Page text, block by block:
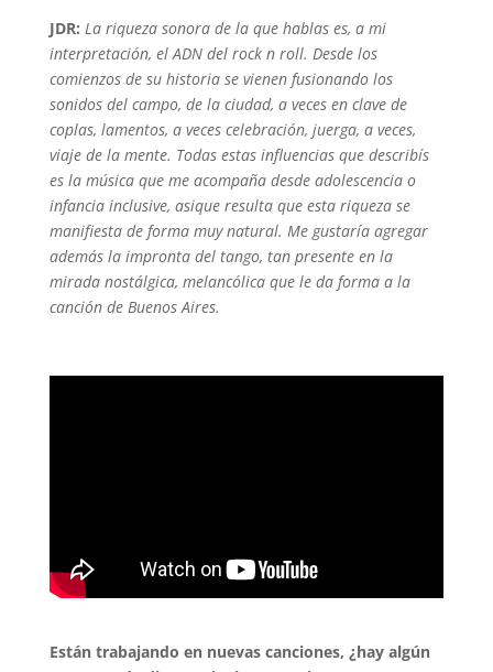
JDR: La riqueza sonora de la que hablas es, a mi
interpretación, el ADN del rock n roll. Desde los
comienzos de su historia se vienen fusionando los
sonidos del campo, de la ciudad, a veces en clave de
coplas, lamentos, a veces celebración, juerga, a veces,
viaje de la mente. Todas estas influencias que describís
es la música que me acompaña desde adolescencia o
infancia inclusive, asique resulta que esta riqueza se
manifiesta de forma muy natural. Me gustaría agregar
además la impronta del tango, tan presente en la
mirada nostálgica, melancólica que le da forma a la
canción de Buenos Aires.
Están trabajando en nuevas canciones, ¿hay algún